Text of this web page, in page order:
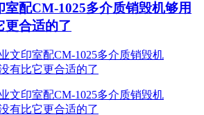
室配CM-1025多介质销毁机够用
更合适的了